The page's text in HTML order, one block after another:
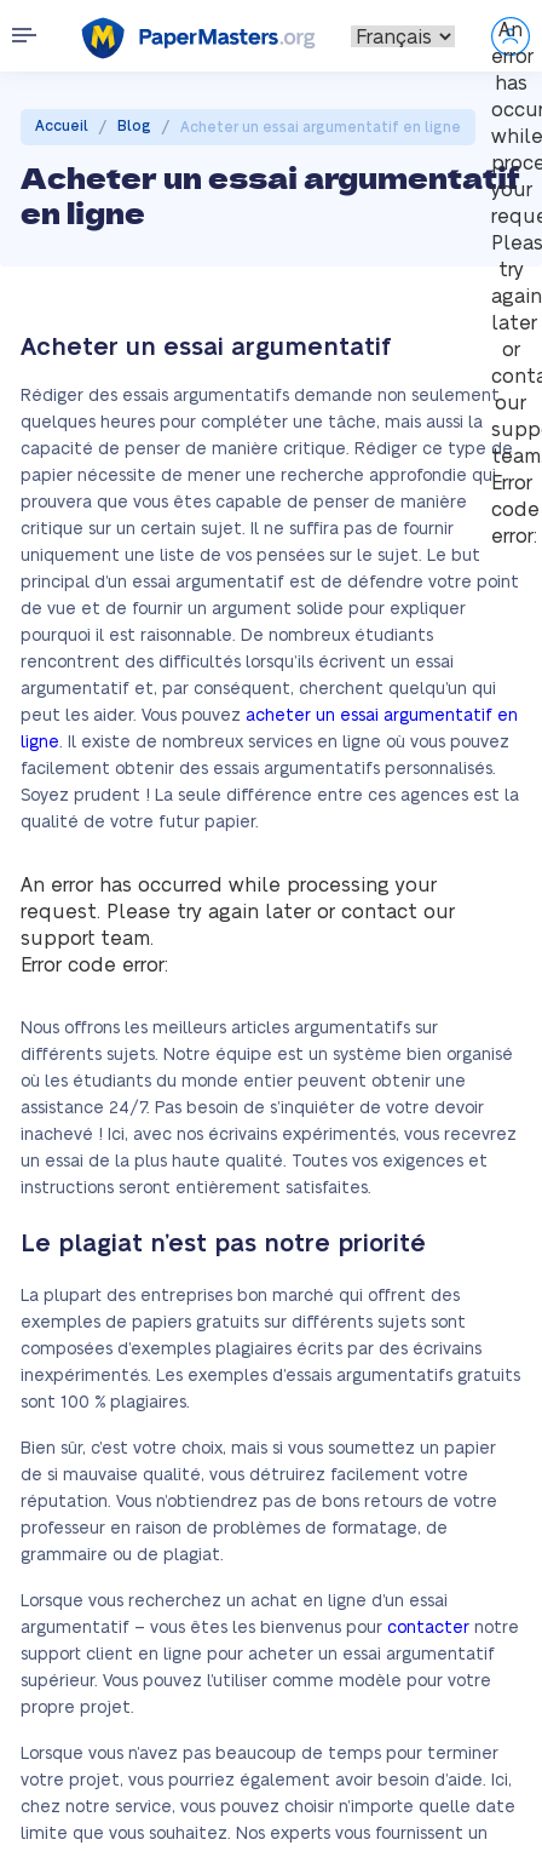
An
error
has
while
your
try
again
later
or
our
Error
code
error:
Accueil / Blog / Acheter un essai argumentatif en ligne
Acheter un essai argumentatif
en ligne
Acheter un essai argumentatif
Rédiger des essais argumentatifs demande non seulement
quelques heures pour compléter une tâche, mais aussi la
capacité de penser de manière critique. Rédiger ce type de
papier nécessite de mener une recherche approfondie qui
prouvera que vous êtes capable de penser de manière
critique sur un certain sujet. Il ne suffira pas de fournir
uniquement une liste de vos pensées sur le sujet. Le but
principal d’un essai argumentatif est de défendre votre point
de vue et de fournir un argument solide pour expliquer
pourquoi il est raisonnable. De nombreux étudiants
rencontrent des difficultés lorsqu’ils écrivent un essai
argumentatif et, par conséquent, cherchent quelqu’un qui
peut les aider. Vous pouvez acheter un essai argumentatif en
ligne. Il existe de nombreux services en ligne où vous pouvez
facilement obtenir des essais argumentatifs personnalisés.
Soyez prudent ! La seule différence entre ces agences est la
qualité de votre futur papier.
An error has occurred while processing your
request. Please try again later or contact our
support team.
Error code error:
Nous offrons les meilleurs articles argumentatifs sur
différents sujets. Notre équipe est un système bien organisé
où les étudiants du monde entier peuvent obtenir une
assistance 24/7. Pas besoin de s’inquiéter de votre devoir
inachevé ! Ici, avec nos écrivains expérimentés, vous recevrez
un essai de la plus haute qualité. Toutes vos exigences et
instructions seront entièrement satisfaites.
Le plagiat n’est pas notre priorité
La plupart des entreprises bon marché qui offrent des
exemples de papiers gratuits sur différents sujets sont
composées d’exemples plagiaires écrits par des écrivains
inexpérimentés. Les exemples d’essais argumentatifs gratuits
sont 100 % plagiaires.
Bien sûr, c’est votre choix, mais si vous soumettez un papier
de si mauvaise qualité, vous détruirez facilement votre
réputation. Vous n’obtiendrez pas de bons retours de votre
professeur en raison de problèmes de formatage, de
grammaire ou de plagiat.
Lorsque vous recherchez un achat en ligne d’un essai
argumentatif – vous êtes les bienvenus pour contacter notre
support client en ligne pour acheter un essai argumentatif
supérieur. Vous pouvez l’utiliser comme modèle pour votre
propre projet.
Lorsque vous n’avez pas beaucoup de temps pour terminer
votre projet, vous pourriez également avoir besoin d’aide. Ici,
chez notre service, vous pouvez choisir n’importe quelle date
limite que vous souhaitez. Nos experts vous fournissent un